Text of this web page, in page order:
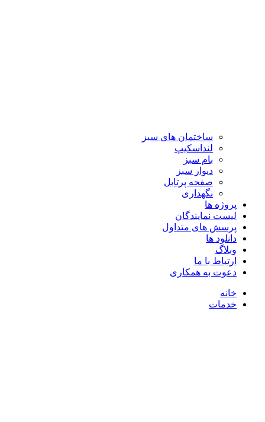
ساختمان های سبز
لنداسکیپ
بام سبز
دیوار سبز
صفحه پرتابل
نگهداری
پروژه ها
لیست نمایندگان
پرسش های متداول
دانلود ها
وبلاگ
ارتباط با ما
دعوت به همکاری
خانه
خدمات